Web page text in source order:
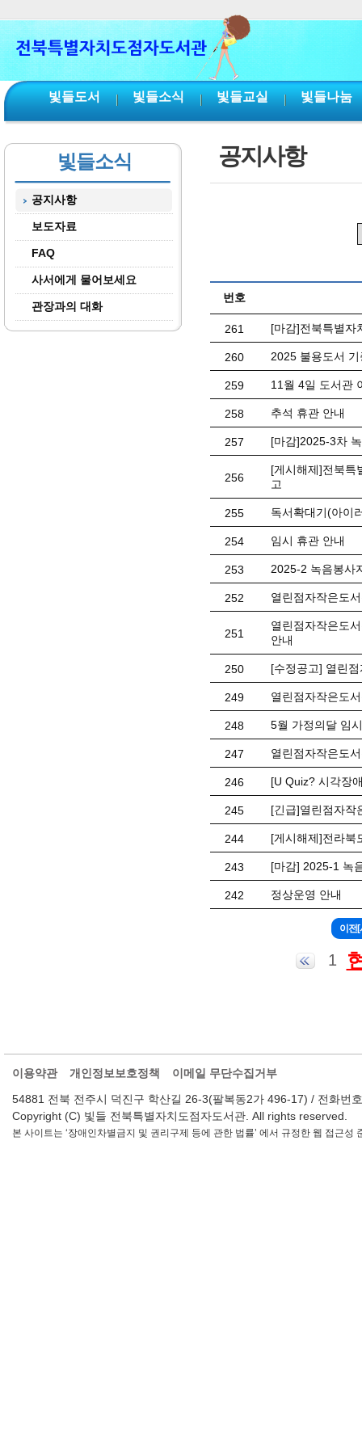
빛들도서 빛들소식 빛들교실 빛들나눔
빛들소식
공지사항
보도자료
FAQ
사서에게 물어보세요
관장과의 대화
공지사항
번호
261 [마감]전북특별자
260 2025 불용도서
259 11월 4일 도서관
258 추석 휴관 안내
257 [마감]2025-3차
256
[게시해제]전북특
고
255 독서확대기(아이
254 임시 휴관 안내
253 2025-2 녹음봉사
252 열린점자작은도
251
열린점자작은도
안내
250 [수정공고] 열린
249 열린점자작은도
248 5월 가정의달 임
247 열린점자작은도
246 [U Quiz? 시각장
245 [긴급]열린점자작
244 [게시해제]전라북
243 [마감] 2025-1 녹
242 정상운영 안내
1
이용약관 개인정보보호정책
이메일 무단수집거부
54881 전북 전주시 덕진구 학산길 26-3(팔복동2가 496-17) / 전화
Copyright (C) 빛들 전북특별자치도점자도서관. All rights reserved.
본 사이트는 ‘장애인차별금지 및 권리구제 등에 관한 법률’ 에서 규정한 웹 접근